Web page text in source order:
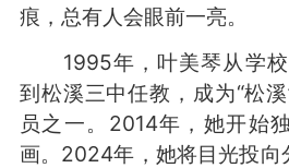
痕，总有人会眼前一亮。
1995年，叶美琴从学校
到松溪三中任教，成为“松
员之一。2014年，她开始
画。2024年，她将目光投